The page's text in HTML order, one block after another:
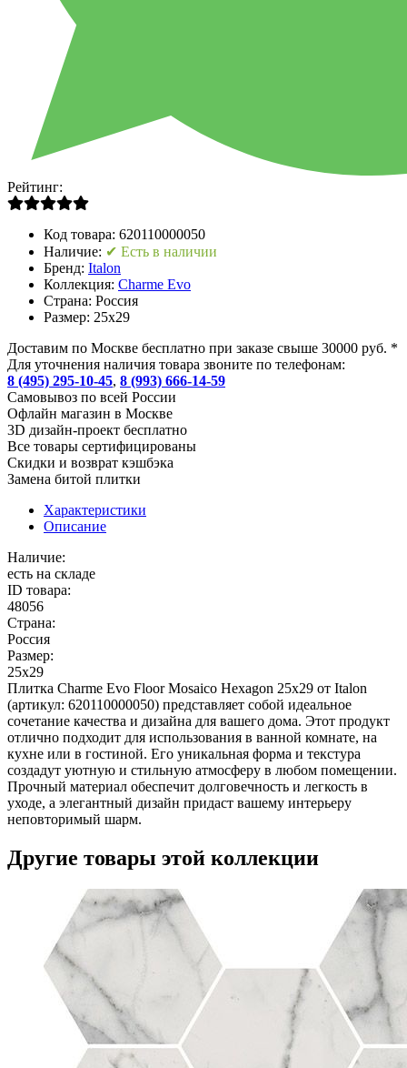
Рейтинг:
Код товара: 620110000050
Наличие: ✔ Есть в наличии
Бренд: Italon
Коллекция: Charme Evo
Страна: Россия
Размер: 25x29
Доставим по Москве бесплатно при заказе свыше 30000 руб. *
Для уточнения наличия товара звоните по телефонам:
8 (495) 295-10-45, 8 (993) 666-14-59
Cамовывоз по всей России
Офлайн магазин в Москве
3D дизайн-проект бесплатно
Все товары сертифицированы
Скидки и возврат кэшбэка
Замена битой плитки
Характеристики
Описание
Наличие:
есть на складе
ID товара:
48056
Страна:
Россия
Размер:
25x29
Плитка Charme Evo Floor Mosaico Hexagon 25х29 от Italon
(артикул: 620110000050) представляет собой идеальное
сочетание качества и дизайна для вашего дома. Этот продукт
отлично подходит для использования в ванной комнате, на
кухне или в гостиной. Его уникальная форма и текстура
создадут уютную и стильную атмосферу в любом помещении.
Прочный материал обеспечит долговечность и легкость в
уходе, а элегантный дизайн придаст вашему интерьеру
неповторимый шарм.
Другие товары этой коллекции